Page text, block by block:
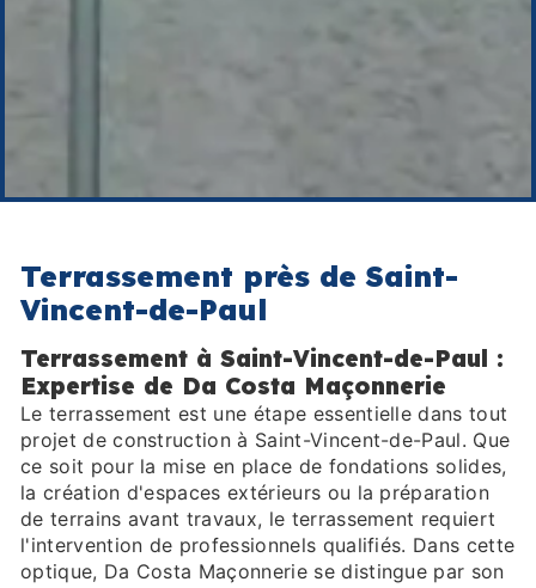
Terrassement près de Saint-
Vincent-de-Paul
Terrassement à Saint-Vincent-de-Paul :
Expertise de Da Costa Maçonnerie
Le terrassement est une étape essentielle dans tout
projet de construction à Saint-Vincent-de-Paul. Que
ce soit pour la mise en place de fondations solides,
la création d'espaces extérieurs ou la préparation
de terrains avant travaux, le terrassement requiert
l'intervention de professionnels qualifiés. Dans cette
optique, Da Costa Maçonnerie se distingue par son